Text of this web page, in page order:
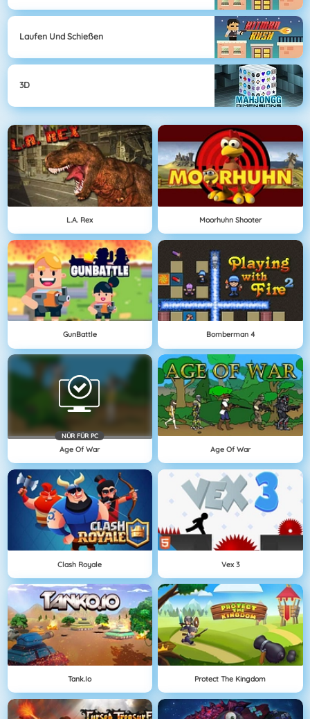
Laufen Und Schießen
3D
L.A. Rex Moorhuhn Shooter
GunBattle Bomberman 4
NÜR FÜR PC
Age Of War Age Of War
Clash Royale Vex 3
Tank.io Protect The Kingdom